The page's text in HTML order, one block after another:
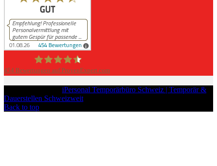
454 Bewertungen auf ProvenExpert.com
iPersonal Temporärbüro Schweiz | Temporär &
Dauerstellen Schweizweit
Back to top